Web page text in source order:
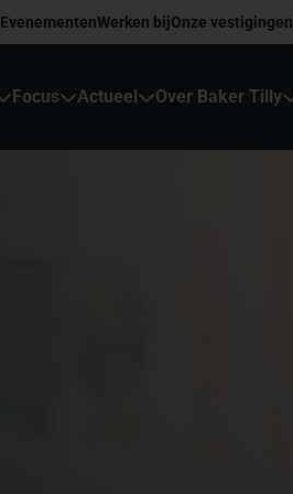
EvenementenWerken bijOnze vestigingen
Focus Actueel Over Baker Tilly